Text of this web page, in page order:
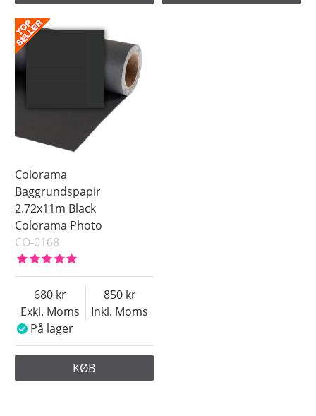
Colorama
Baggrundspapir
2.72x11m Black
Colorama Photo
CO-0168
Exkl. Moms
680
Inkl. Moms
850
På lager
KØB